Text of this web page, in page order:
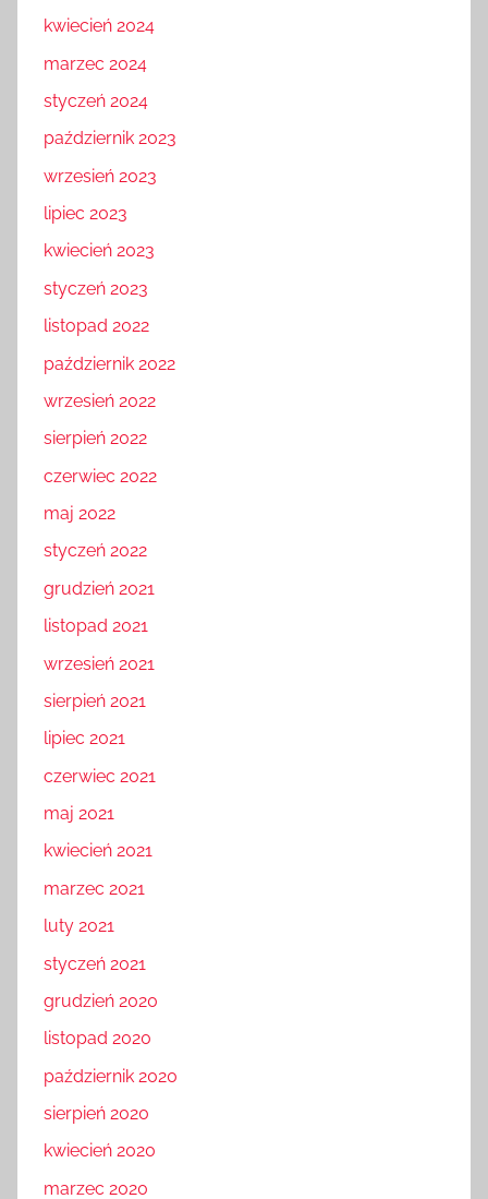
kwiecień 2024
marzec 2024
styczeń 2024
październik 2023
wrzesień 2023
lipiec 2023
kwiecień 2023
styczeń 2023
listopad 2022
październik 2022
wrzesień 2022
sierpień 2022
czerwiec 2022
maj 2022
styczeń 2022
grudzień 2021
listopad 2021
wrzesień 2021
sierpień 2021
lipiec 2021
czerwiec 2021
maj 2021
kwiecień 2021
marzec 2021
luty 2021
styczeń 2021
grudzień 2020
listopad 2020
październik 2020
sierpień 2020
kwiecień 2020
marzec 2020